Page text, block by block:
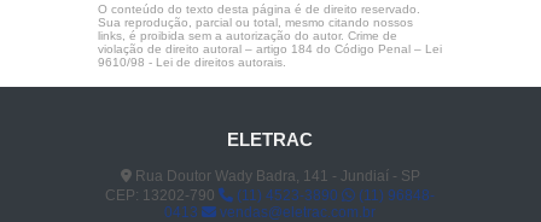
O conteúdo do texto desta página é de direito reservado.
Sua reprodução, parcial ou total, mesmo citando nossos
links, é proibida sem a autorização do autor. Crime de
violação de direito autoral – artigo 184 do Código Penal – Lei
9610/98 - Lei de direitos autorais.
ELETRAC
Rua Doutor Wady Badra, 141 - Jundiaí - SP
CEP: 13202-790
(11) 4523-3890
(11) 96848-
0413
vendas@eletrac.com.br